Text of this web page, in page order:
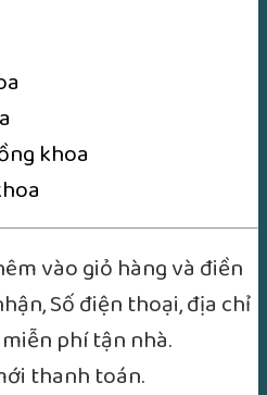
khoa
vào giỏ hàng và điền
Số điện thoại, địa chỉ
phí tận nhà.
thanh toán.